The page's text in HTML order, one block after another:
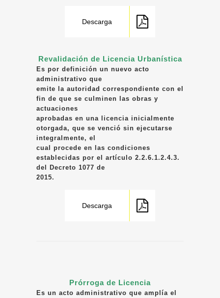
Descarga
Revalidación de Licencia Urbanística
Es por definición un nuevo acto
administrativo que
emite la autoridad correspondiente con el
fin de que se culminen las obras y
actuaciones
aprobadas en una licencia inicialmente
otorgada, que se venció sin ejecutarse
integralmente, el
cual procede en las condiciones
establecidas por el artículo 2.2.6.1.2.4.3.
del Decreto 1077 de
2015.
Descarga
Prórroga de Licencia
Es un acto administrativo que amplía el